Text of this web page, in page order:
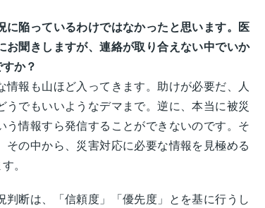
に陥っているわけではなかったと思います。医
お聞きしますが、連絡が取り合えない中でいか
か？
報も山ほど入ってきます。助けが必要だ、人
うでもいいようなデマまで。逆に、本当に被災
う情報すら発信することができないのです。そ
その中から、災害対応に必要な情報を見極める
す。
判断は、「信頼度」「優先度」とを基に行うし